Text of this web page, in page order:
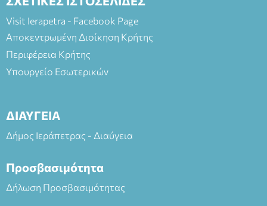
Visit Ierapetra - Facebook Page
Αποκεντρωμένη Διοίκηση Κρήτης
Περιφέρεια Κρήτης
Υπουργείο Εσωτερικών
ΔΙΑΥΓΕΙΑ
Δήμος Ιεράπετρας - Διαύγεια
Προσβασιμότητα
Δήλωση Προσβασιμότητας